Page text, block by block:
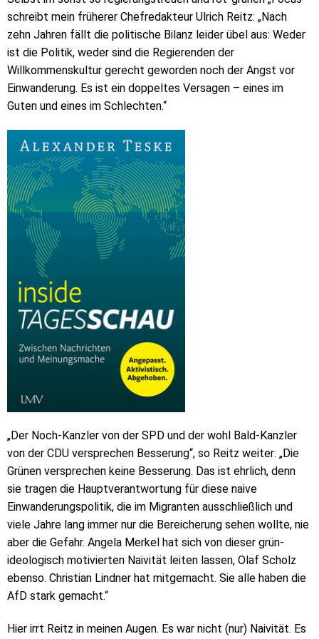
schreibt mein früherer Chefredakteur Ulrich Reitz: „Nach
zehn Jahren fällt die politische Bilanz leider übel aus: Weder
ist die Politik, weder sind die Regierenden der
Willkommenskultur gerecht geworden noch der Angst vor
Einwanderung. Es ist ein doppeltes Versagen – eines im
Guten und eines im Schlechten.“
„Der Noch-Kanzler von der SPD und der wohl Bald-Kanzler
von der CDU versprechen Besserung“, so Reitz weiter: „Die
Grünen versprechen keine Besserung. Das ist ehrlich, denn
sie tragen die Hauptverantwortung für diese naive
Einwanderungspolitik, die im Migranten ausschließlich und
viele Jahre lang immer nur die Bereicherung sehen wollte, nie
aber die Gefahr. Angela Merkel hat sich von dieser grün-
ideologisch motivierten Naivität leiten lassen, Olaf Scholz
ebenso. Christian Lindner hat mitgemacht. Sie alle haben die
AfD stark gemacht.“
Hier irrt Reitz in meinen Augen. Es war nicht (nur) Naivität. Es